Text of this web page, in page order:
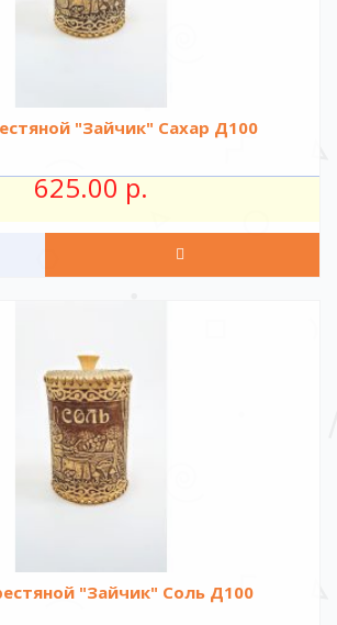
"Зайчик" Сахар Д100
625.00 р.
"Зайчик" Соль Д100